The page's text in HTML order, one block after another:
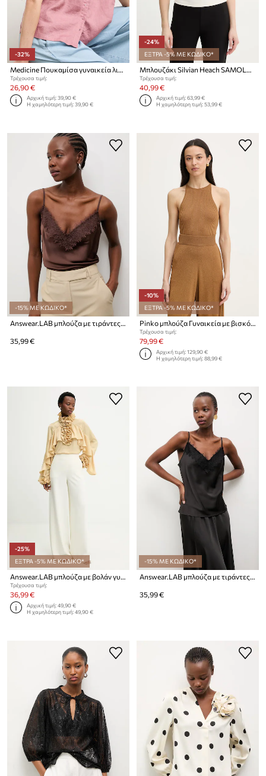
-32%
Τρέχουσα τιμή:
26,90 €
Αρχική τιμή:39,90 €
Η χαμηλότερη τιμή:39,90 €
-24%
ΕΞΤΡΑ -5% ΜΕ ΚΩΔΙΚΟ*
Τρέχουσα τιμή:
40,99 €
Αρχική τιμή:63,99 €
Η χαμηλότερη τιμή:53,99 €
-15% ΜΕ ΚΩΔΙΚΟ*
Answear.LAB μπλούζα με τιράντες γυναικεία με βαμβάκι
35,99 €
-10%
ΕΞΤΡΑ -5% ΜΕ ΚΩΔΙΚΟ*
Pinko μπλούζα Γυναικεία με βισκόζη
Τρέχουσα τιμή:
79,99 €
Αρχική τιμή:129,90 €
Η χαμηλότερη τιμή:88,99 €
-25%
ΕΞΤΡΑ -5% ΜΕ ΚΩΔΙΚΟ*
Answear.LAB μπλούζα με βολάν γυναικεία από βισκόζη
Τρέχουσα τιμή:
36,99 €
Αρχική τιμή:49,90 €
Η χαμηλότερη τιμή:49,90 €
-15% ΜΕ ΚΩΔΙΚΟ*
Answear.LAB μπλούζα με τιράντες γυναικεία με βαμβάκι
35,99 €